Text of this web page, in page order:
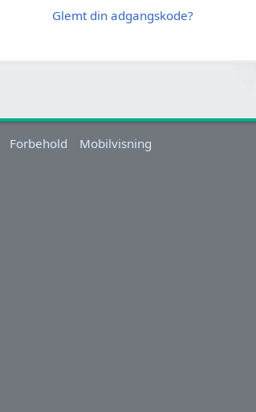
Glemt din adgangskode?
Forbehold Mobilvisning